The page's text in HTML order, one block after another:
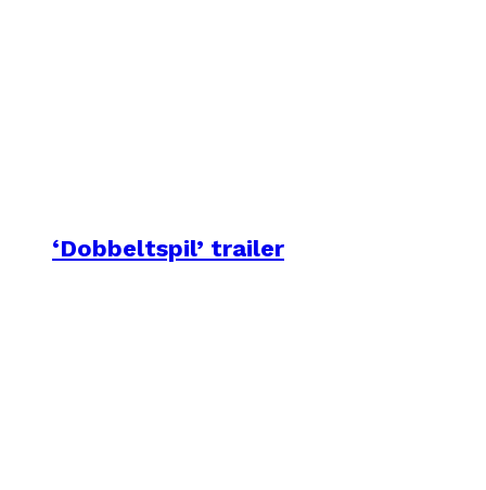
‘Dobbeltspil’ trailer